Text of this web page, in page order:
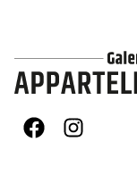
FacebookInstagram